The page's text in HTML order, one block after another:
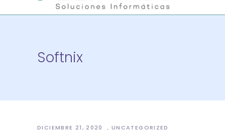
Softnix
DICIEMBRE 21, 2020 UNCATEGORIZED